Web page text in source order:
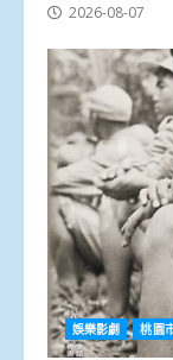
2026-08-07
娛樂影劇 桃園